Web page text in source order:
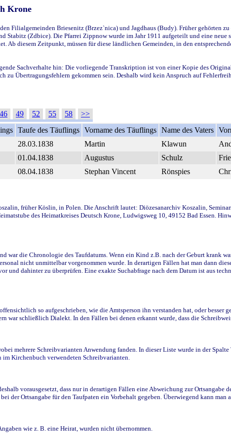
Krone
Filialgemeinden Briesenitz (Brzez`nica) und Jagdhaus (Budy). Früher gehörten
Stabitz (Zdbice). Die Pfarrei Zippnow wurde im Jahr 1911 aufgeteilt und eine
diesem Zeitpunkt, müssen für diese ländlichen Gemeinden, in den
Sachverhalte hin: Die vorliegende Transkription ist von einer Kopie des
Übertragungsfehlern gekommen sein. Deshalb wird kein Anspruch auf
46 49 52 55 58
>>
Taufe des Täuflings Vorname des Täuflings Name des Vaters
28.03.1838 Martin Klawun
01.04.1838 Augustus Schulz
08.04.1838 Stephan Vincent Rönspies
früher Köslin, in Polen. Die Anschrift lautet: Diözesanarchiv Koszalin,
des Heimatkreises Deutsch Krone, Ludwigsweg 10, 49152 Bad Essen.
war die Chronologie des Taufdatums. Wenn ein Kind z.B. nach der Geburt krank
nicht unmittelbar vorgenommen wurde. In derartigen Fällen hat man dann
und dahinter zu überprüfen. Eine exakte Suchabfrage nach dem Datum ist aus
so aufgeschrieben, wie die Amtsperson ihn verstanden hat, oder besser
war schließlich Dialekt. In den Fällen bei denen erkannt wurde, dass die
mehrere Schreibvarianten Anwendung fanden. In dieser Liste wurde in der
Kirchenbuch verwendeten Schreibvarianten.
vorausgesetzt, dass nur in derartigen Fällen eine Abweichung zur Ortsangabe
der Ortsangabe für den Taufpaten ein Vorbehalt gegeben. Überwiegend kann man
wie z. B. eine Heirat, wurden nicht übernommen.